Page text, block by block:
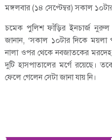
মঙ্গলবার (১৪ সেপ্টেম্বর) সকাল
চমেক পুলিশ ফাঁড়ির ইনচার্জ
জানান, ‘সকাল ১০টার দিকে ময়লা
নালা ওপর থেকে নবজাতকের মরদেহ
দুটি হাসপাতালের মর্গে রয়েছে।
ফেলে গেলেন সেটা জানা যায় নি।